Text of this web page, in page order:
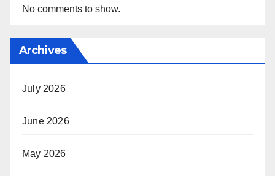
No comments to show.
Archives
July 2026
June 2026
May 2026